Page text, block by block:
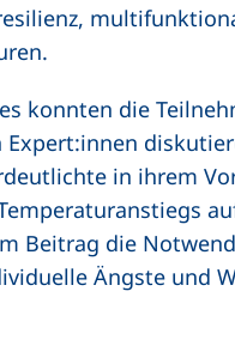
konnten die
in ihrem
öffnet neues
Beitrag die
Ängste und